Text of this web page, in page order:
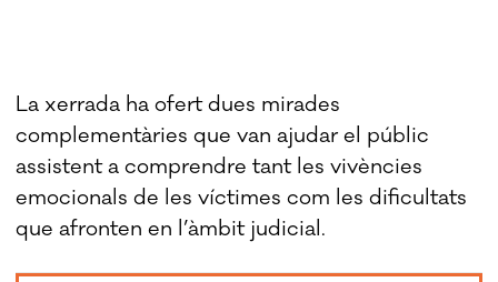
La xerrada ha ofert dues mirades
complementàries que van ajudar el públic
assistent a comprendre tant les vivències
emocionals de les víctimes com les dificultats
que afronten en l’àmbit judicial.